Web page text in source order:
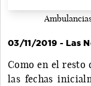
03/11/2019 - Las
Como en el resto
las fechas